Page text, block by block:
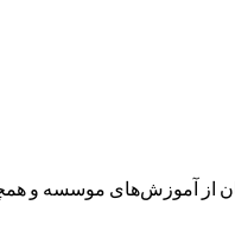
آموزش‌های موسسه و